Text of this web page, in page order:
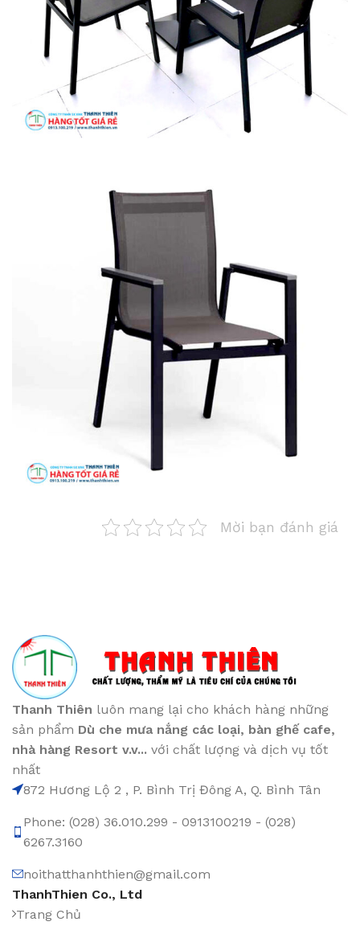
Mời bạn đánh giá
Thanh Thiên luôn mang lại cho khách hàng những
sản phẩm Dù che mưa nắng các loại, bàn ghế cafe,
nhà hàng Resort v.v... với chất lượng và dịch vụ tốt
nhất
872 Hương Lộ 2 , P. Bình Trị Đông A, Q. Bình Tân
Phone: (028) 36.010.299 - 0913100219 - (028)
6267.3160
noithatthanhthien@gmail.com
ThanhThien Co., Ltd
Trang Chủ